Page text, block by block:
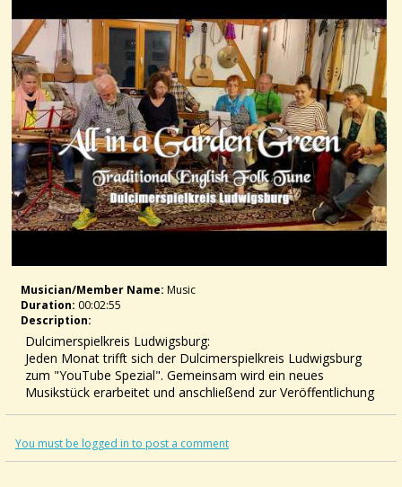
Musician/member Name: Music
Duration: 00:02:55
Description:
Dulcimerspielkreis Ludwigsburg:
Jeden Monat trifft sich der Dulcimerspielkreis Ludwigsburg
zum "YouTube Spezial". Gemeinsam wird ein neues
Musikstück erarbeitet und anschließend zur Veröffentlichung
Musizieren im Vordergrund. Diese Aufnahme entstand im Juni
2026
You must be logged in to post a comment